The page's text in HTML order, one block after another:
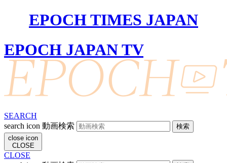
EPOCH TIMES JAPAN
EPOCH JAPAN TV
SEARCH
search icon 動画検索
close icon
CLOSE
CLOSE